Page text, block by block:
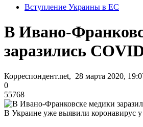
Вступление Украины в ЕС
В Ивано-
заразились
Корреспондент.net, 28 марта 2020,
0
55768
В Украине уже выявили коронавирус у